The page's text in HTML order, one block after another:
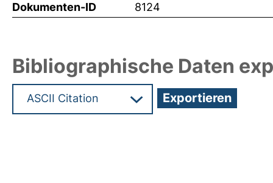
Dokumenten-ID 8124
Bibliographische Daten